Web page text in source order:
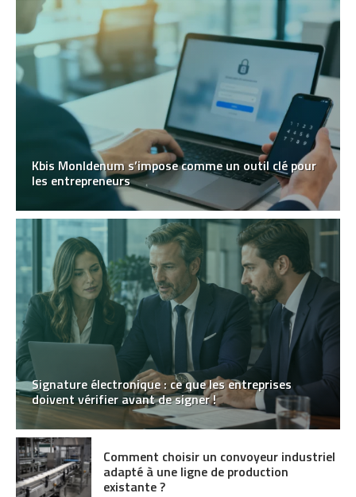
Kbis MonIdenum s’impose comme un outil clé pour
les entrepreneurs
Signature électronique : ce que les entreprises
doivent vérifier avant de signer !
Comment choisir un convoyeur industriel
adapté à une ligne de production
existante ?